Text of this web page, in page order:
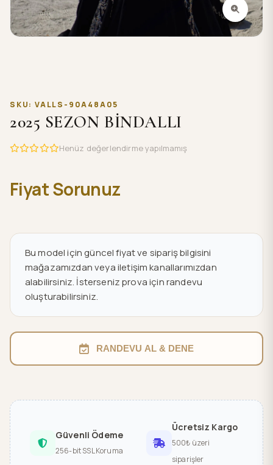
SKU: VALLS-90A48A05
2025 SEZON BİNDALLI
Henüz değerlendirme yapılmamış
Fiyat Sorunuz
Bu model için güncel fiyat ve sipariş bilgisini
mağazamızdan veya iletişim kanallarımızdan
alabilirsiniz. İsterseniz prova için randevu
oluşturabilirsiniz.
RANDEVU AL & DENE
Güvenli Ödeme
256-bit SSL Koruma
Ücretsiz Kargo
500₺ üzeri
siparişler